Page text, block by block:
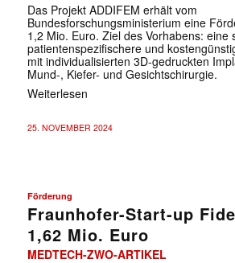
Das Projekt ADDIFEM erhält vom
Bundesforschungsministerium eine
1,2 Mio. Euro. Ziel des Vorhabens: eine
patientenspezifischere und
mit individualisierten 3D-gedruckten
Mund-, Kiefer- und Gesichtschirurgie.
Weiterlesen
25. NOVEMBER 2024
Förderung
Fraunhofer-Start-up
1,62 Mio. Euro
MEDTECH-ZWO-ARTIKEL